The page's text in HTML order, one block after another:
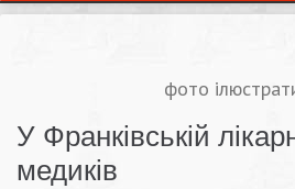
фото
У Франківській
медиків